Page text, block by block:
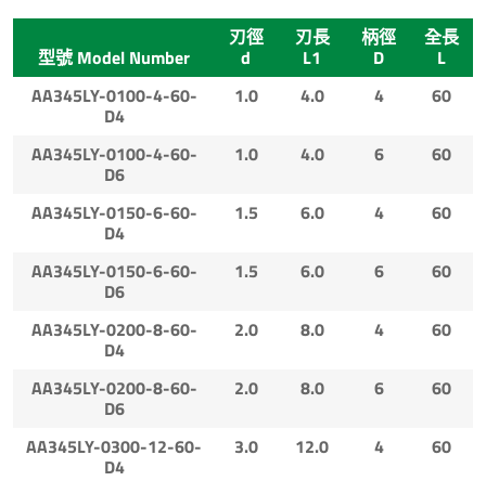
型號 Model Number
刃徑
d
刃長
L1
柄徑
D
全長
L
AA345LY-0100-4-60-
D4
1.0 4.0 4 60
AA345LY-0100-4-60-
D6
1.0 4.0 6 60
AA345LY-0150-6-60-
D4
1.5 6.0 4 60
AA345LY-0150-6-60-
D6
1.5 6.0 6 60
AA345LY-0200-8-60-
D4
2.0 8.0 4 60
AA345LY-0200-8-60-
D6
2.0 8.0 6 60
AA345LY-0300-12-60-
D4
3.0 12.0 4 60